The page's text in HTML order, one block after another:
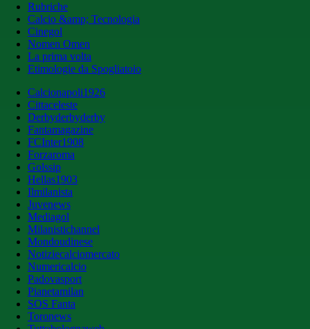
Rubriche
Calcio &amp; Tecnologia
Cinegol
Nomen Omen
La prima volta
Etimologie da Spogliatoio
Calcionapoli1926
Cittaceleste
Derbyderbyderby
Fantamagazine
FCInter1908
Forzaroma
Golssip
Hellas1903
Ilmilanista
Juvenews
Mediagol
Milanistichannel
Mondoudinese
Notiziecalciomercato
Numericalcio
Padovasport
Pianetamilan
SOS Fanta
Toronews